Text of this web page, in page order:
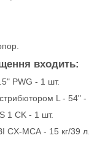
входить:
PWG - 1 шт.
L - 54" -
1 CK - 1 шт.
CX-MCA - 15 кг/39